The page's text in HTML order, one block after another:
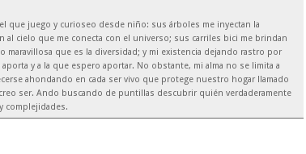
que juego y curioseo desde niño: sus árboles me inyectan la
cielo que me conecta con el universo; sus carriles bici me brindan
que es la diversidad; y mi existencia dejando rastro por
y a la que espero aportar. No obstante, mi alma no se limita a
ahondando en cada ser vivo que protege nuestro hogar llamado
ser. Ando buscando de puntillas descubrir quién verdaderamente
complejidades.